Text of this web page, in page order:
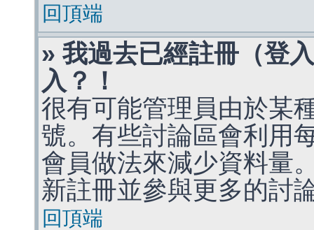
回頂端
» 我過去已經註冊（登
入？！
很有可能管理員由於某
號。有些討論區會利用
會員做法來減少資料量
新註冊並參與更多的討
回頂端